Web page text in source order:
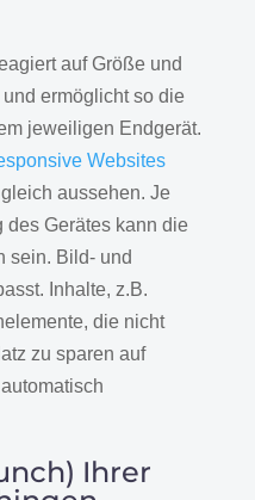
auf Größe und
ermöglicht so die
jeweiligen Endgerät.
Websites
aussehen. Je
des Gerätes kann die
sein. Bild- und
Inhalte, z.B.
die nicht
zu sparen auf
Ihrer